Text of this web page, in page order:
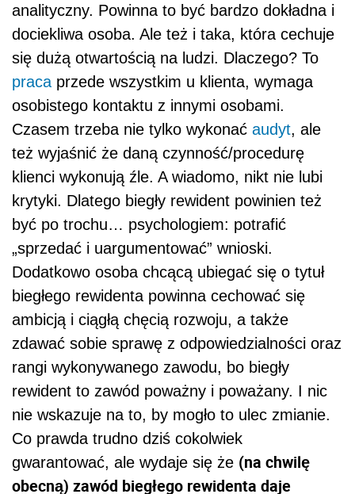
analityczny. Powinna to być bardzo dokładna i
dociekliwa osoba. Ale też i taka, która cechuje
się dużą otwartością na ludzi. Dlaczego? To
praca przede wszystkim u klienta, wymaga
osobistego kontaktu z innymi osobami.
Czasem trzeba nie tylko wykonać audyt, ale
też wyjaśnić że daną czynność/procedurę
klienci wykonują źle. A wiadomo, nikt nie lubi
krytyki. Dlatego biegły rewident powinien też
być po trochu… psychologiem: potrafić
„sprzedać i uargumentować” wnioski.
Dodatkowo osoba chcącą ubiegać się o tytuł
biegłego rewidenta powinna cechować się
ambicją i ciągłą chęcią rozwoju, a także
zdawać sobie sprawę z odpowiedzialności oraz
rangi wykonywanego zawodu, bo biegły
rewident to zawód poważny i poważany. I nic
nie wskazuje na to, by mogło to ulec zmianie.
Co prawda trudno dziś cokolwiek
gwarantować, ale wydaje się że (na chwilę
obecną) zawód biegłego rewidenta daje